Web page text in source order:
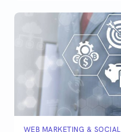
WEB MARKETING & SOCIAL